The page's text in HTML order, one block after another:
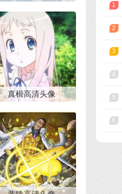
真楫高清头像
1
2
3
4
5
6